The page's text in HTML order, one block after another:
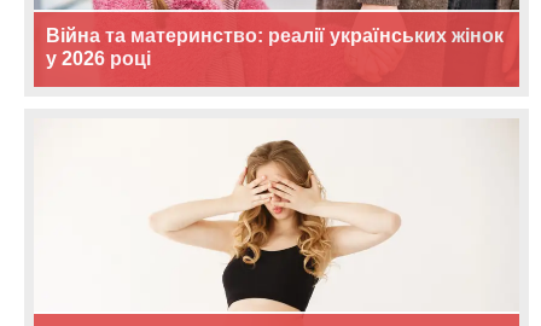
Війна та материнство: реалії українських жінок
у 2026 році